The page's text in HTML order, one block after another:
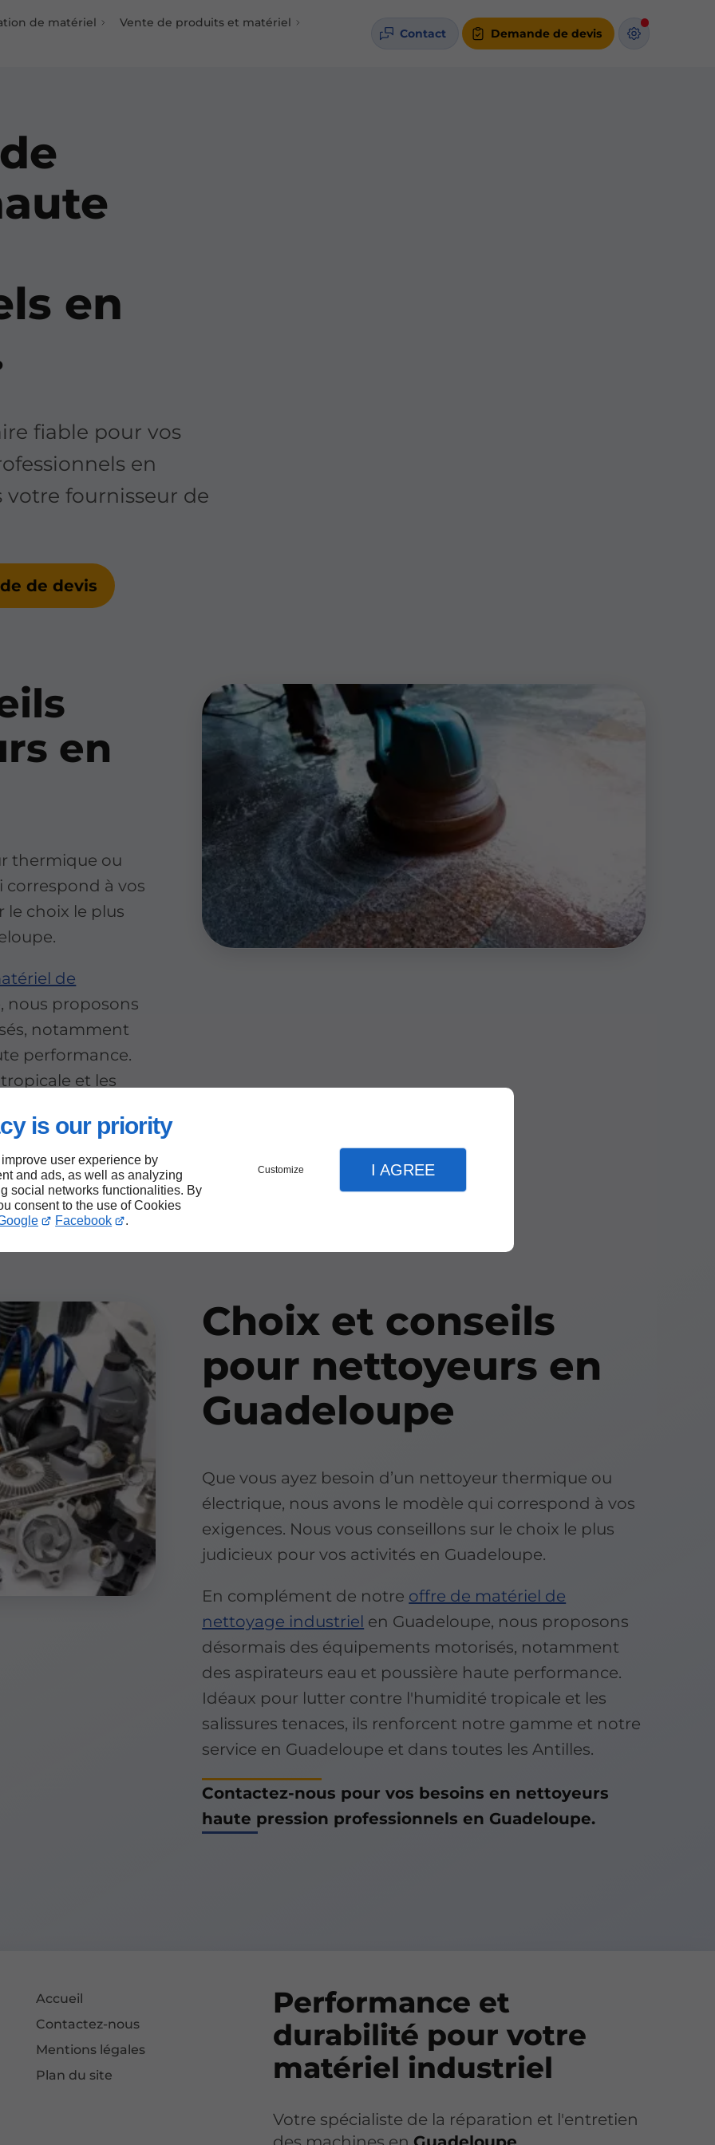
is our priority
user experience by
and ads, as well as analyzing
social networks functionalities. By
consent to the use of Cookies
Facebook .
Customize I AGREE
de matériel
Vente de produits et matériel
Contact Demande de devis
en
fiable pour vos
en
votre fournisseur de
de devis
en
thermique ou
correspond à vos
le choix le plus
de
nous proposons
notamment
performance.
et les
gamme et notre
les Antilles.
nettoyeurs
Choix et conseils
pour nettoyeurs en
Guadeloupe
Que vous ayez besoin d’un nettoyeur thermique ou
électrique, nous avons le modèle qui correspond à vos
exigences. Nous vous conseillons sur le choix le plus
judicieux pour vos activités en Guadeloupe.
En complément de notre offre de matériel de
nettoyage industriel en Guadeloupe, nous proposons
désormais des équipements motorisés, notamment
des aspirateurs eau et poussière haute performance.
Idéaux pour lutter contre l'humidité tropicale et les
salissures tenaces, ils renforcent notre gamme et notre
service en Guadeloupe et dans toutes les Antilles.
Contactez-nous pour vos besoins en nettoyeurs
haute pression professionnels en Guadeloupe.
Accueil
Contactez-nous
Mentions légales
Plan du site
Performance et
durabilité pour votre
matériel industriel
Votre spécialiste de la réparation et l'entretien